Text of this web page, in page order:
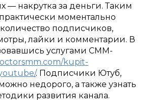
— накрутка за деньги. Таким
моментально
подписчиков,
лайки и комментарии. В
услугами СММ-
kupit-
. Подписчики Ютуб,
недорого, а также узнать
развития канала.